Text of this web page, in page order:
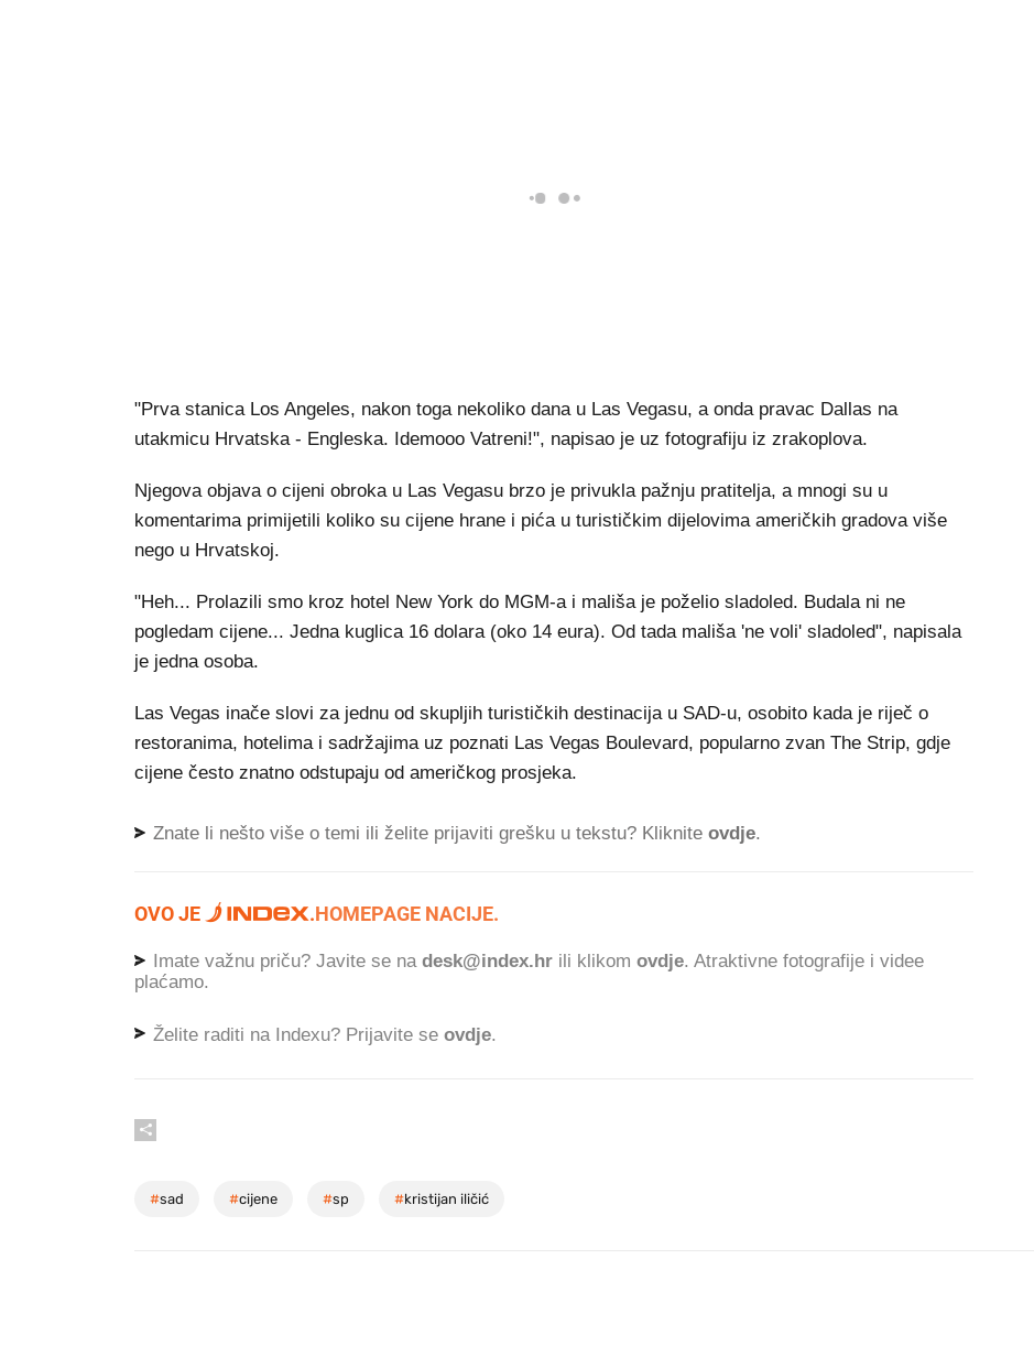
"Prva stanica Los Angeles, nakon toga nekoliko dana u Las Vegasu, a onda pravac Dallas na
utakmicu Hrvatska - Engleska. Idemooo Vatreni!", napisao je uz fotografiju iz zrakoplova.
Njegova objava o cijeni obroka u Las Vegasu brzo je privukla pažnju pratitelja, a mnogi su u
komentarima primijetili koliko su cijene hrane i pića u turističkim dijelovima američkih gradova više
nego u Hrvatskoj.
"Heh... Prolazili smo kroz hotel New York do MGM-a i mališa je poželio sladoled. Budala ni ne
pogledam cijene... Jedna kuglica 16 dolara (oko 14 eura). Od tada mališa 'ne voli' sladoled", napisala
je jedna osoba.
Las Vegas inače slovi za jednu od skupljih turističkih destinacija u SAD-u, osobito kada je riječ o
restoranima, hotelima i sadržajima uz poznati Las Vegas Boulevard, popularno zvan The Strip, gdje
cijene često znatno odstupaju od američkog prosjeka.
Znate li nešto više o temi ili želite prijaviti grešku u tekstu? Kliknite ovdje.
OVO JE .HOMEPAGE NACIJE.
Imate važnu priču? Javite se na desk@index.hr ili klikom ovdje. Atraktivne fotografije i videe
plaćamo.
Želite raditi na Indexu? Prijavite se ovdje.
#sad #cijene #sp #kristijan iličić